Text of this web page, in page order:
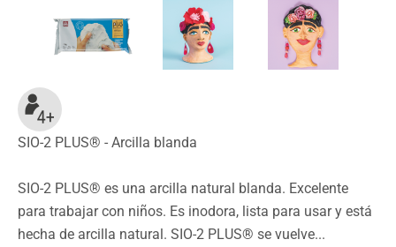
SIO-2 PLUS® - Arcilla blanda
SIO-2 PLUS® es una arcilla natural blanda. Excelente
para trabajar con niños. Es inodora, lista para usar y está
hecha de arcilla natural. SIO-2 PLUS® se vuelve...